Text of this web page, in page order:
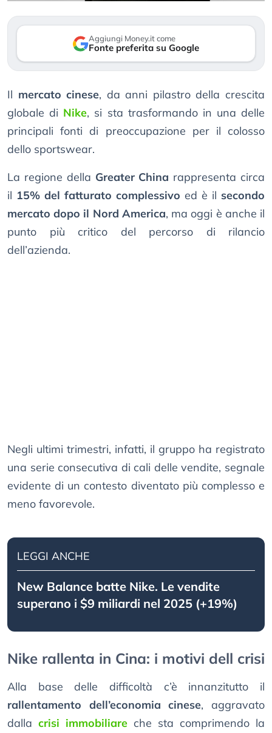
Aggiungi Money.it come
Fonte preferita su Google
Il mercato cinese, da anni pilastro della crescita
globale di Nike, si sta trasformando in una delle
principali fonti di preoccupazione per il colosso
dello sportswear.
La regione della Greater China rappresenta circa
il 15% del fatturato complessivo ed è il secondo
mercato dopo il Nord America, ma oggi è anche il
punto più critico del percorso di rilancio
dell’azienda.
Negli ultimi trimestri, infatti, il gruppo ha registrato
una serie consecutiva di cali delle vendite, segnale
evidente di un contesto diventato più complesso e
meno favorevole.
LEGGI ANCHE
New Balance batte Nike. Le vendite
superano i $9 miliardi nel 2025 (+19%)
Nike rallenta in Cina: i motivi dell crisi
Alla base delle difficoltà c’è innanzitutto il
rallentamento dell’economia cinese, aggravato
dalla crisi immobiliare che sta comprimendo la